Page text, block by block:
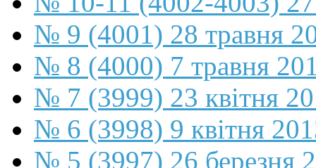
№ 9 (4001) 28 травня
№ 8 (4000) 7 травня
№ 7 (3999) 23 квітня
№ 6 (3998) 9 квітня
№ 5 (3997) 26 березня